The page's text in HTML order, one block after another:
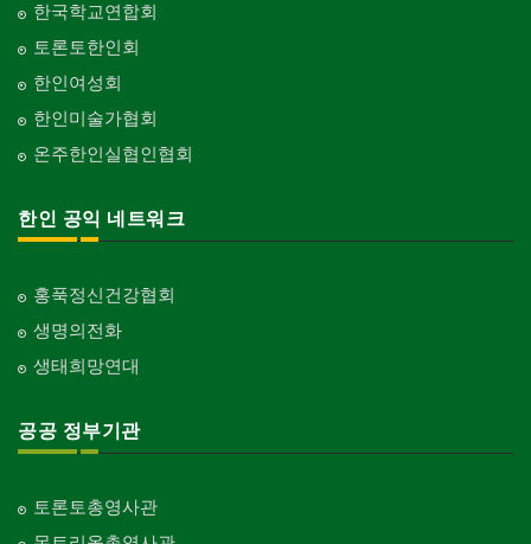
한국학교연합회
토론토한인회
한인여성회
한인미술가협회
온주한인실협인협회
한인 공익 네트워크
홍푹정신건강협회
생명의전화
생태희망연대
공공 정부기관
토론토총영사관